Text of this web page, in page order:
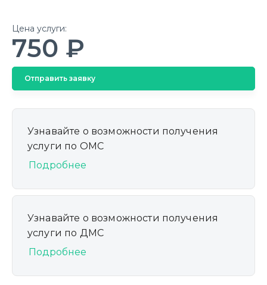
Цена услуги:
750 ₽
Отправить заявку
Узнавайте о возможности получения
услуги по ОМС
Подробнее
Узнавайте о возможности получения
услуги по ДМС
Подробнее